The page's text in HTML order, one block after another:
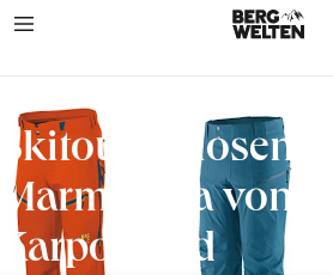
Die
Skitourenhosen
Marmolada von
Karpos und